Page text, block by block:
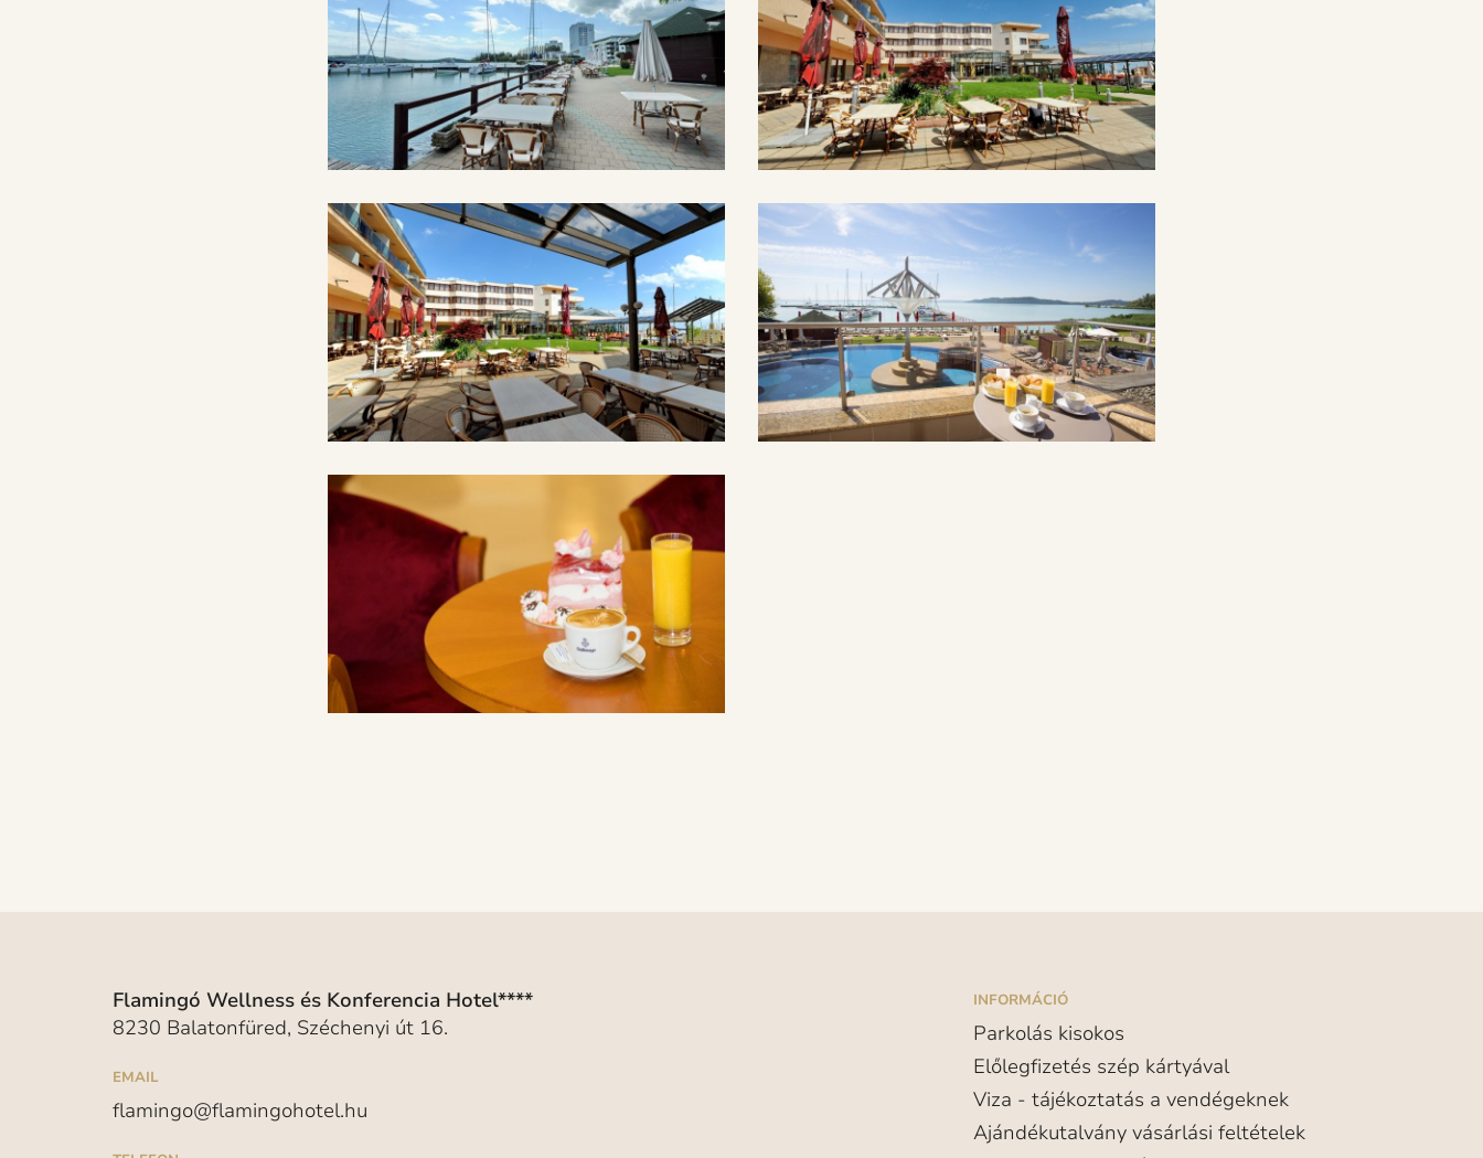
Flamingó Wellness és Konferencia Hotel****
8230 Balatonfüred, Széchenyi út 16.
EMAIL
flamingo@flamingohotel.hu
INFORMÁCIÓ
Parkolás kisokos
Előlegfizetés szép kártyával
Viza - tájékoztatás a vendégeknek
Ajándékutalvány vásárlási feltételek